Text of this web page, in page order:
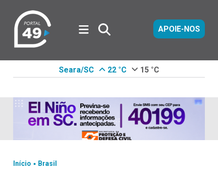
APOIE-NOS
Seara/SC 22 °C 15 °C
Início . Brasil